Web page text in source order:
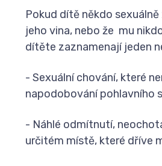
Pokud dítě někdo
jeho vina, nebo že mu
dítěte zaznamenají jeden
- Sexuální chování, které
napodobování pohlavního
- Náhlé odmítnutí,
určitém místě, které dříve